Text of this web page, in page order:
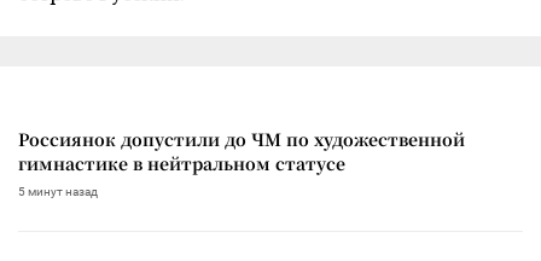
Россиянок допустили до ЧМ по художественной
гимнастике в нейтральном статусе
5 минут назад